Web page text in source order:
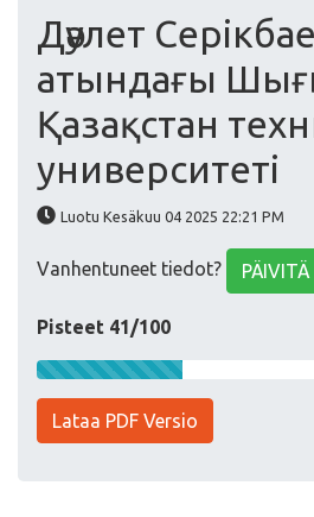
Дәулет
атындағы
Қазақстан
университеті
Luotu Kesäkuu 04 2025 22:21 PM
Vanhentuneet tiedot? PÄIVITÄ
Pisteet 41/100
Lataa PDF Versio